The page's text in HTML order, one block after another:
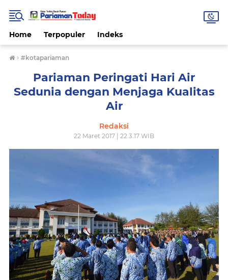
Home Terpopuler Indeks
› #kotapariaman
Pariaman Peringati Hari Air
Sedunia dengan Menjaga Kualitas
Air
Redaksi
22 Maret 2017 | 22.3.17 WIB